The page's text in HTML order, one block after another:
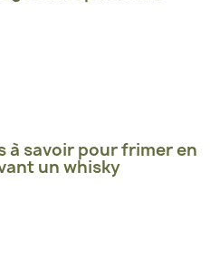
à savoir pour frimer en
un whisky